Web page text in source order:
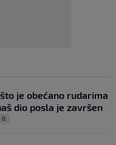
je obećano rudarima
dio posla je završen
0